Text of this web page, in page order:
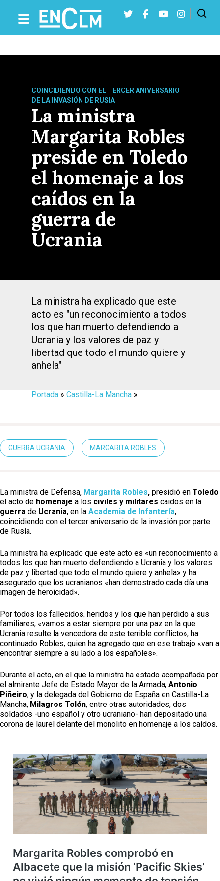
COINCIDIENDO CON EL TERCER ANIVERSARIO
DE LA INVASIÓN DE RUSIA
La ministra
Margarita Robles
preside en Toledo
el homenaje a los
caídos en la
guerra de
Ucrania
La ministra ha explicado que este
acto es "un reconocimiento a todos
los que han muerto defendiendo a
Ucrania y los valores de paz y
libertad que todo el mundo quiere y
anhela"
Portada » Castilla-La Mancha »
GUERRA UCRANIA MARGARITA ROBLES
La ministra de Defensa, Margarita Robles, presidió en Toledo
el acto de homenaje a los civiles y militares caídos en la
guerra de Ucrania, en la Academia de Infantería,
coincidiendo con el tercer aniversario de la invasión por parte
de Rusia.
La ministra ha explicado que este acto es «un reconocimiento a
todos los que han muerto defendiendo a Ucrania y los valores
de paz y libertad que todo el mundo quiere y anhela» y ha
asegurado que los ucranianos «han demostrado cada día una
imagen de heroicidad».
Por todos los fallecidos, heridos y los que han perdido a sus
familiares, «vamos a estar siempre por una paz en la que
Ucrania resulte la vencedora de este terrible conflicto», ha
continuado Robles, quien ha agregado que en ese trabajo «van a
encontrar siempre a su lado a los españoles».
Durante el acto, en el que la ministra ha estado acompañada por
el almirante Jefe de Estado Mayor de la Armada, Antonio
Piñeiro, y la delegada del Gobierno de España en Castilla-La
Mancha, Milagros Tolón, entre otras autoridades, dos
soldados -uno español y otro ucraniano- han depositado una
corona de laurel delante del monolito en homenaje a los caídos.
Castilla-La
Toledo
Albacete
Cuenca
Guadalajara
Talavera
Sanidad
Educación
Cultura
Deportes
Sucesos
Medio Ambiente
Planeta Rural
Política
Galerías